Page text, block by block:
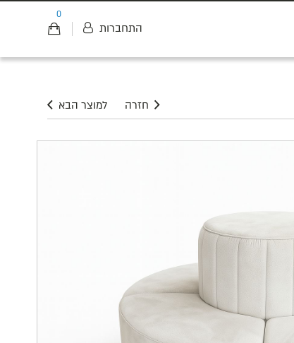
0
התחברות
למוצר הבא חזרה